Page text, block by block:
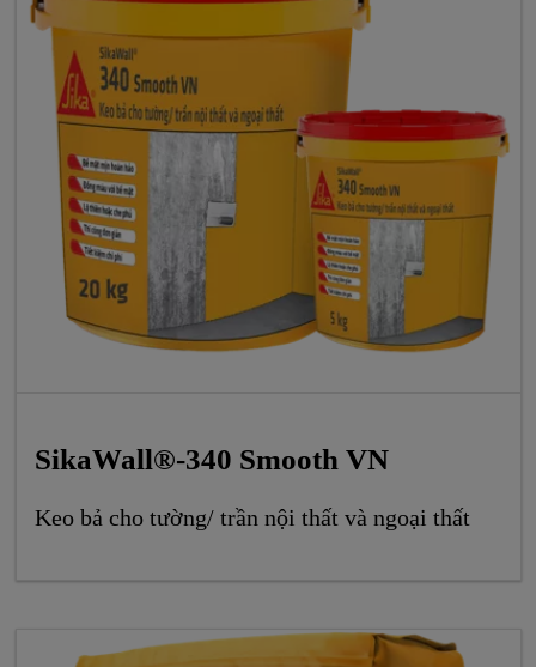
SikaWall®-340 Smooth VN
Keo bả cho tường/ trần nội thất và ngoại thất